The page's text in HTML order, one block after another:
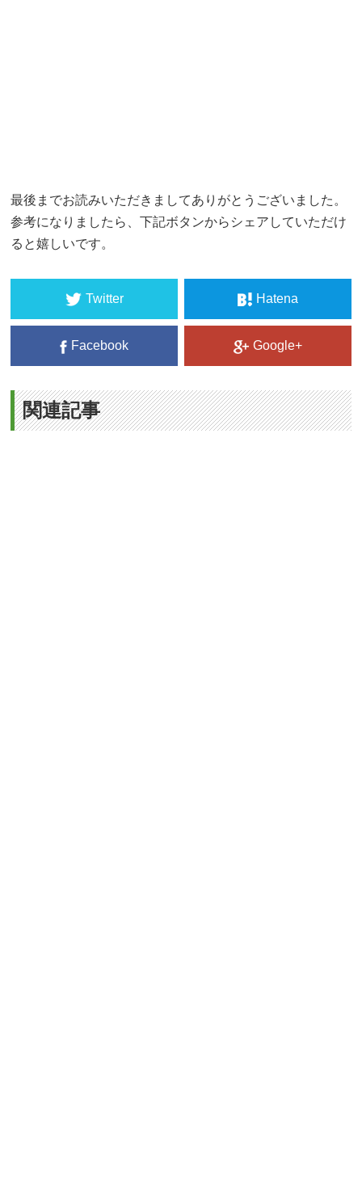
最後までお読みいただきましてありがとうございました。
参考になりましたら、下記ボタンからシェアしていただけ
ると嬉しいです。
Twitter Hatena
Facebook Google+
関連記事